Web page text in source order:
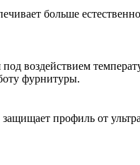
больше
воздействием
фурнитуры.
профиль от